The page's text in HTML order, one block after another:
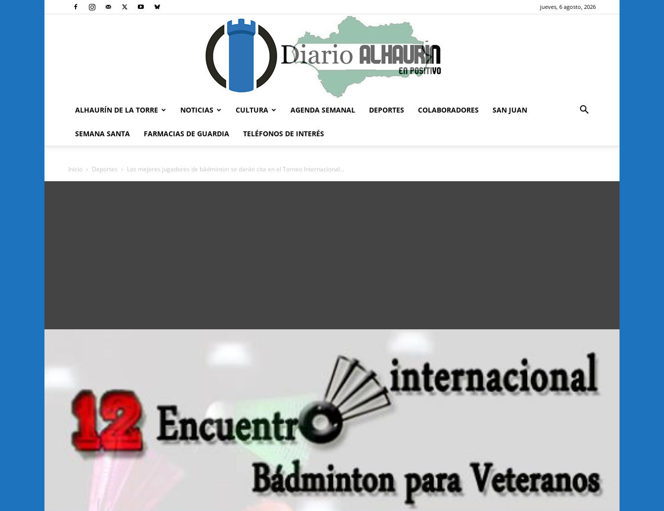
jueves, 6 agosto, 2026
ALHAURÍN DE LA TORRE NOTICIAS CULTURA AGENDA SEMANAL DEPORTES COLABORADORES SAN JUAN
SEMANA SANTA FARMACIAS DE GUARDIA TELÉFONOS DE INTERÉS
Inicio Deportes Los mejores jugadores de bádminton se darán cita en el Torneo Internacional...